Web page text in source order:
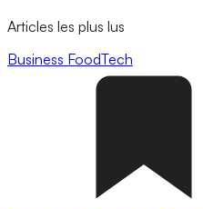
Articles les plus lus
Business FoodTech